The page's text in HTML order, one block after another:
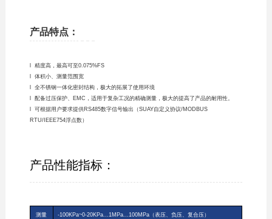
产品特点：
l 精度高，最高可至0.075%FS
l 体积小、测量范围宽
l 全不锈钢一体化密封结构，极大的拓展了使用环境
l 配备过压保护、EMC，适用于复杂工况的精确测量，极大的提高了产品的耐用性。
l 可根据用户要求提供RS485数字信号输出（SUAY自定义协议/MODBUS
RTU/IEEE754浮点数）
产品性能指标：
测量 -100KPa~0-20KPa...1MPa...100MPa（表压、负压、复合压）